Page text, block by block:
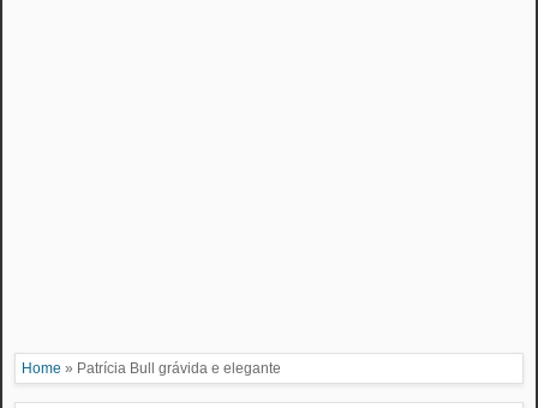
Home » Patrícia Bull grávida e elegante